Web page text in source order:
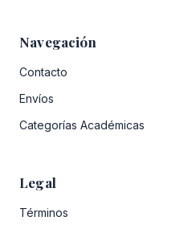
Navegación
Contacto
Envíos
Categorías Académicas
Legal
Términos